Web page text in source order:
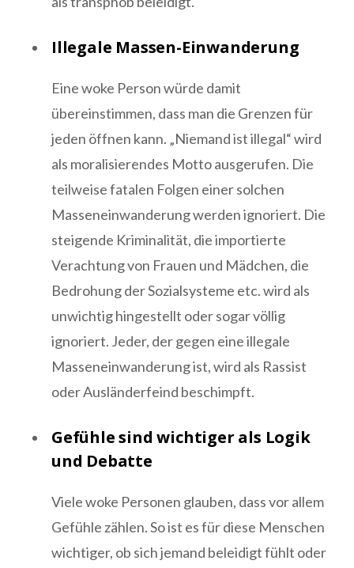
Illegale Massen-Einwanderung
Eine woke Person würde damit
übereinstimmen, dass man die Grenzen für
jeden öffnen kann. „Niemand ist illegal“ wird
als moralisierendes Motto ausgerufen. Die
teilweise fatalen Folgen einer solchen
Masseneinwanderung werden ignoriert. Die
steigende Kriminalität, die importierte
Verachtung von Frauen und Mädchen, die
Bedrohung der Sozialsysteme etc. wird als
unwichtig hingestellt oder sogar völlig
ignoriert. Jeder, der gegen eine illegale
Masseneinwanderung ist, wird als Rassist
oder Ausländerfeind beschimpft.
Gefühle sind wichtiger als Logik
und Debatte
Viele woke Personen glauben, dass vor allem
Gefühle zählen. So ist es für diese Menschen
wichtiger, ob sich jemand beleidigt fühlt oder